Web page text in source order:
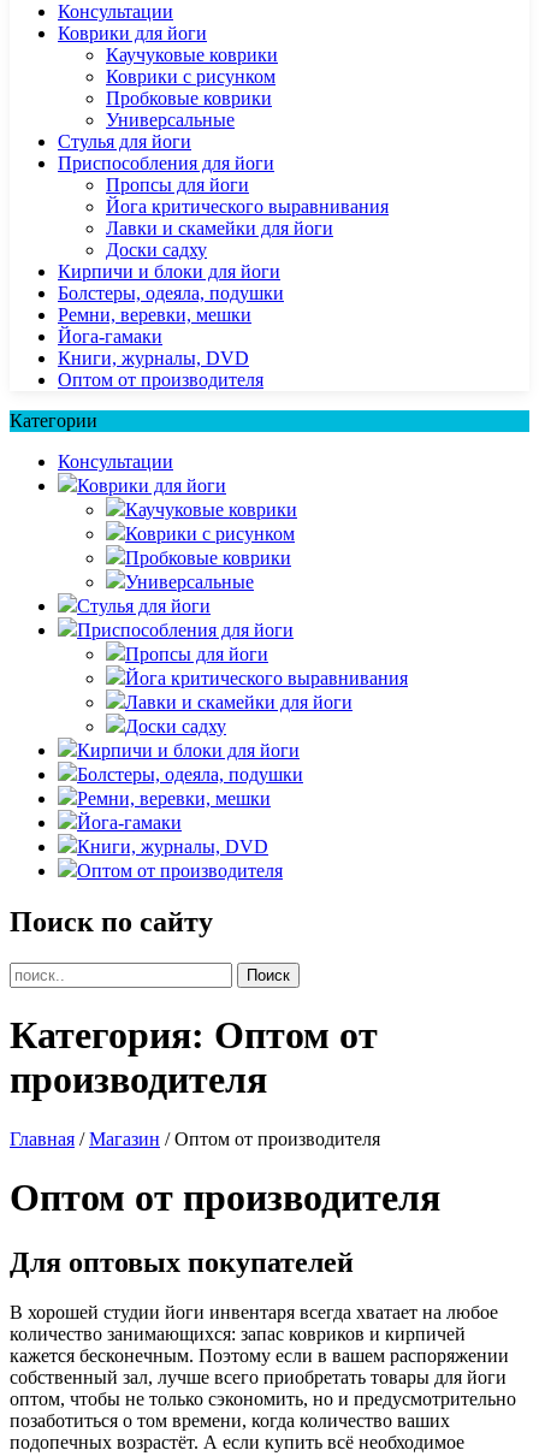
Консультации
Коврики для йоги
Каучуковые коврики
Коврики с рисунком
Пробковые коврики
Универсальные
Стулья для йоги
Приспособления для йоги
Пропсы для йоги
Йога критического выравнивания
Лавки и скамейки для йоги
Доски садху
Кирпичи и блоки для йоги
Болстеры, одеяла, подушки
Ремни, веревки, мешки
Йога-гамаки
Книги, журналы, DVD
Оптом от производителя
Категории
Консультации
Коврики для йоги
Каучуковые коврики
Коврики с рисунком
Пробковые коврики
Универсальные
Стулья для йоги
Приспособления для йоги
Пропсы для йоги
Йога критического выравнивания
Лавки и скамейки для йоги
Доски садху
Кирпичи и блоки для йоги
Болстеры, одеяла, подушки
Ремни, веревки, мешки
Йога-гамаки
Книги, журналы, DVD
Оптом от производителя
Поиск по сайту
Категория: Оптом от
производителя
Главная /Магазин / Оптом от производителя
Оптом от производителя
Для оптовых покупателей
В хорошей студии йоги инвентаря всегда хватает на любое
количество занимающихся: запас ковриков и кирпичей
кажется бесконечным. Поэтому если в вашем распоряжении
собственный зал, лучше всего приобретать товары для йоги
оптом, чтобы не только сэкономить, но и предусмотрительно
позаботиться о том времени, когда количество ваших
подопечных возрастёт. А если купить всё необходимое